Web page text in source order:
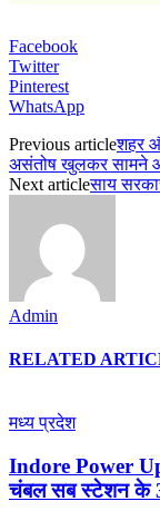
Facebook
Twitter
Pinterest
WhatsApp
Previous articleशहर
असंतोष खुलकर सामने
Next articleसाय
Admin
RELATED
मध्य प्रदेश
Indore Power
चंबल सब स्टेशन के